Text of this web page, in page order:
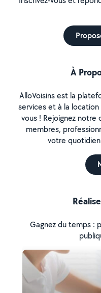
À
AlloVoisins est la
services et à la
vous ! Rejoignez
membres,
votre
Gagnez du temps :